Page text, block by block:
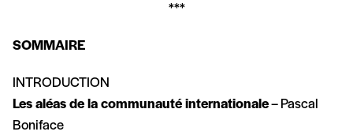
***
SOMMAIRE
INTRODUCTION
Les aléas de la communauté internationale– Pascal
Boniface